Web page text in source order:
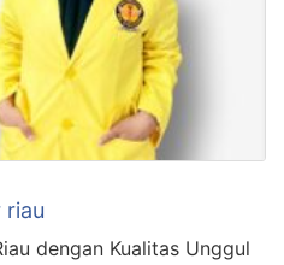
riau
dengan Kualitas Unggul